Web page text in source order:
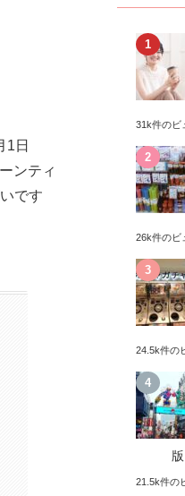
1日
ンティ
です
31k件のビ
26k件のビ
24.5k件の
版
21.5k件の